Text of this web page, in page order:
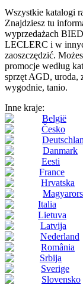
Wszystkie katalogi
Znajdziesz tu
wyprzedażach
LECLERC i w
zaoszczędzić.
promocje według
sprzęt AGD, uroda,
wygodnie, tanio.
Inne kraje:
België
Česko
Danmark
Eesti
France
Hrvatska
Italia
Lietuva
Latvija
Nederland
România
Srbija
Sverige
Slovensko